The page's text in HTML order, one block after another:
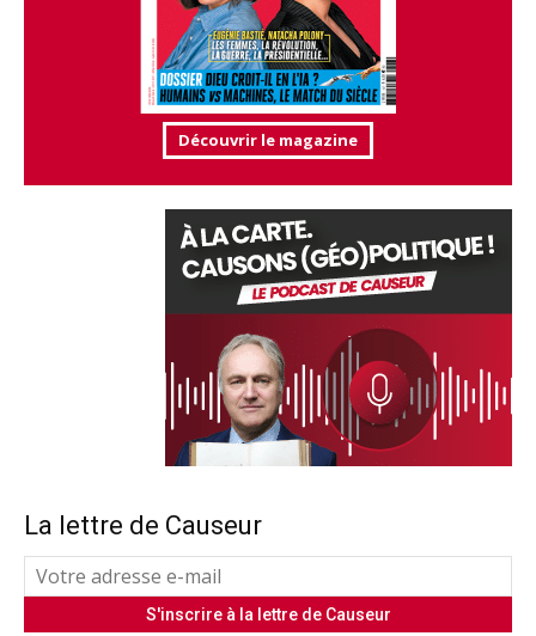
Découvrir le magazine
La lettre de Causeur